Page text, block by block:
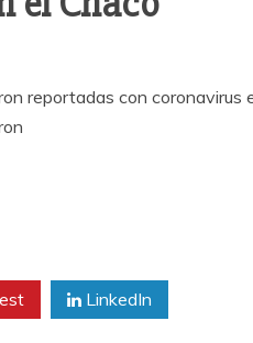
reportadas con coronavirus
LinkedIn